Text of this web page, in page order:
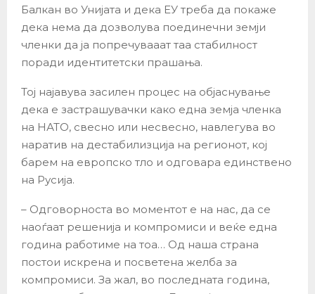
Балкан во Унијата и дека ЕУ треба да покаже
дека нема да дозволува поединечни земји
членки да ја попречувааат таа стабилност
поради идентитетски прашања.
Тој најавува засилен процес на објаснување
дека е застрашувачки како една земја членка
на НАТО, свесно или несвесно, навлегува во
наратив на дестабилизција на регионот, кој
барем на европско тло и одговара единствено
на Русија.
– Одговорноста во моментот е на нас, да се
наоѓаaт решенија и компромиси и веќе една
година работиме на тоа… Од наша страна
постои искрена и посветена желба за
компромиси. За жал, во последната година,